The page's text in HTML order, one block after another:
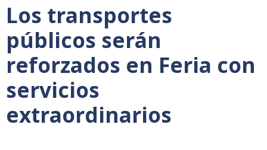
Los transportes
públicos serán
reforzados en Feria con
servicios
extraordinarios